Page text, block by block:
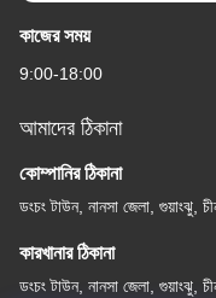
কাজের সময়
9:00-18:00
আমাদের ঠিকানা
কোম্পানির ঠিকানা
ডংচং টাউন, নানসা জেলা, গুয়াংঝু,
কারখানার ঠিকানা
ডংচং টাউন, নানসা জেলা, গুয়াংঝু,